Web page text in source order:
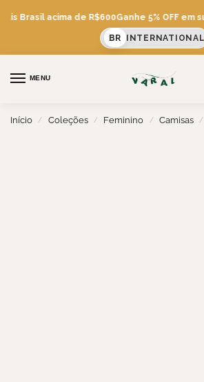
Brasil acima de R$600Ganhe 5% OFF em
BR INTERNATIONAL
MENU
Início / Coleções / Feminino / Camisas /